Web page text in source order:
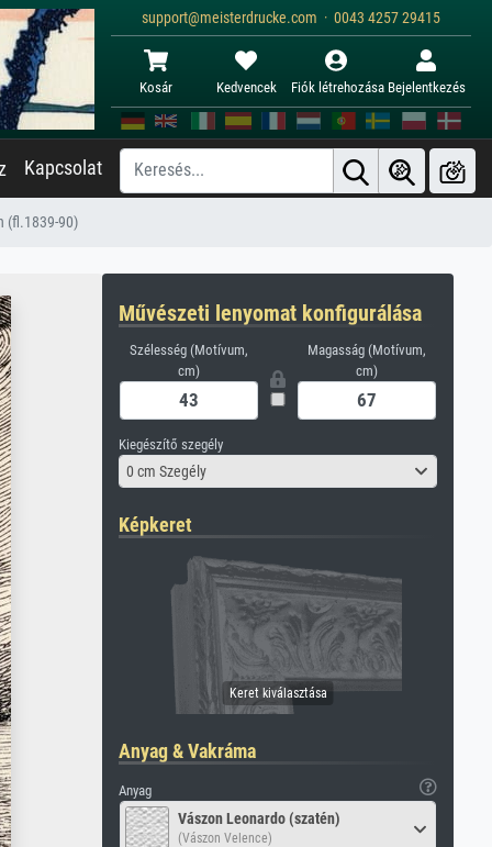
support@meisterdrucke.com · 0043 4257 29415
Kosár Kedvencek Fiók létrehozása Bejelentkezés
Kapcsolat
(fl.1839-90)
Művészeti lenyomat konfigurálása
Szélesség (Motívum,
cm)
Magasság (Motívum,
cm)
Kiegészítő szegély
0 cm Szegély
Képkeret
Anyag & Vakráma
Anyag
Vászon Leonardo (szatén)
(Vászon Velence)